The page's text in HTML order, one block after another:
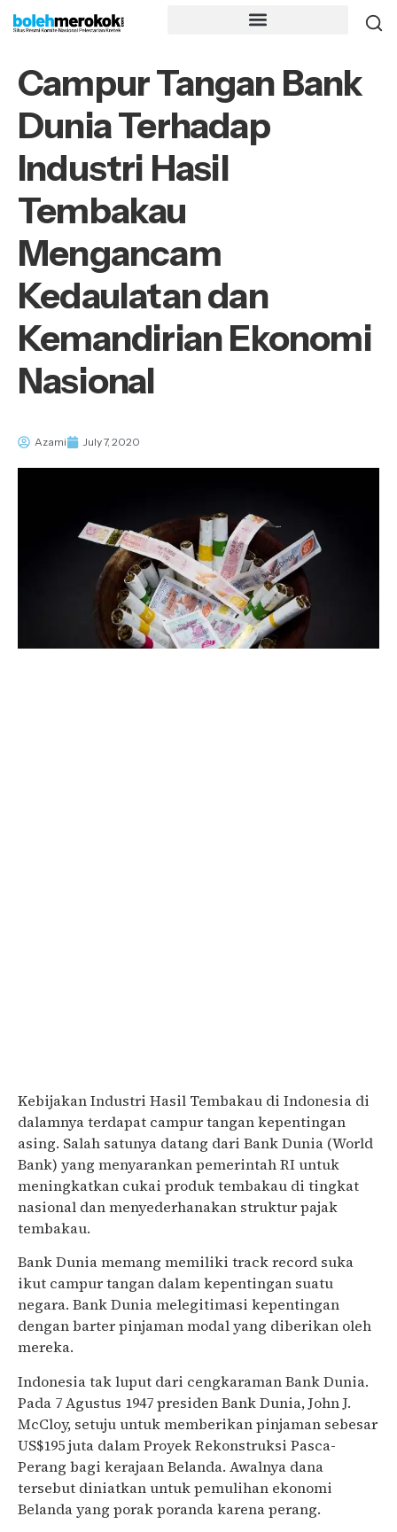
Campur Tangan Bank
Dunia Terhadap
Industri Hasil
Tembakau
Mengancam
Kedaulatan dan
Kemandirian Ekonomi
Nasional
Azami July 7, 2020
Kebijakan Industri Hasil Tembakau di Indonesia di
dalamnya terdapat campur tangan kepentingan
asing. Salah satunya datang dari Bank Dunia (World
Bank) yang menyarankan pemerintah RI untuk
meningkatkan cukai produk tembakau di tingkat
nasional dan menyederhanakan struktur pajak
tembakau.
Bank Dunia memang memiliki track record suka
ikut campur tangan dalam kepentingan suatu
negara. Bank Dunia melegitimasi kepentingan
dengan barter pinjaman modal yang diberikan oleh
mereka.
Indonesia tak luput dari cengkaraman Bank Dunia.
Pada 7 Agustus 1947 presiden Bank Dunia, John J.
McCloy, setuju untuk memberikan pinjaman sebesar
US$195 juta dalam Proyek Rekonstruksi Pasca-
Perang bagi kerajaan Belanda. Awalnya dana
tersebut diniatkan untuk pemulihan ekonomi
Belanda yang porak poranda karena perang.